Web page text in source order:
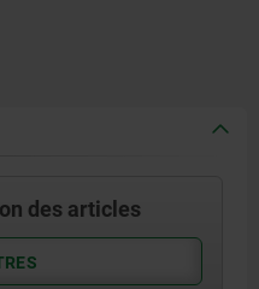
des articles